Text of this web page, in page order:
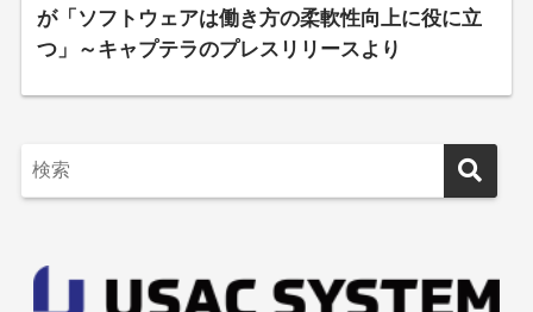
が「ソフトウェアは働き方の柔軟性向上に役に立
つ」～キャプテラのプレスリリースより